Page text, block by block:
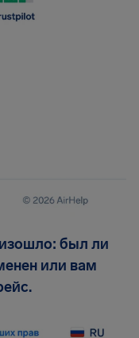
был ли
или вам